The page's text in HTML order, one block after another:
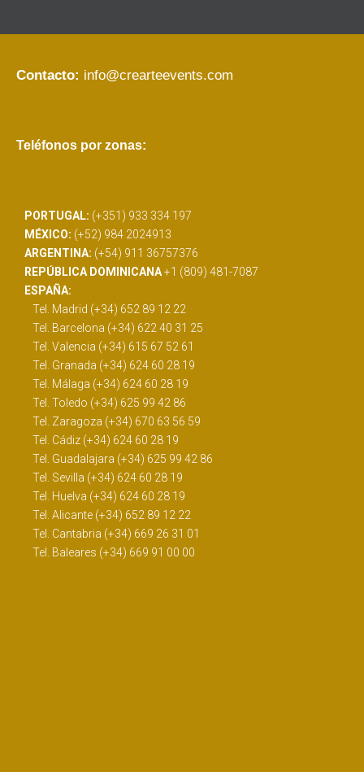
Contacto: info@crearteevents.com
Teléfonos por zonas:
PORTUGAL: (+351) 933 334 197
MÉXICO: (+52) 984 2024913
ARGENTINA: (+54) 911 36757376
REPÚBLICA DOMINICANA+1 (809) 481-7087
ESPAÑA:
Tel. Madrid (+34) 652 89 12 22
Tel. Barcelona (+34) 622 40 31 25
Tel. Valencia (+34) 615 67 52 61
Tel. Granada (+34) 624 60 28 19
Tel. Málaga (+34) 624 60 28 19
Tel. Toledo (+34) 625 99 42 86
Tel. Zaragoza (+34) 670 63 56 59
Tel. Cádiz (+34) 624 60 28 19
Tel. Guadalajara (+34) 625 99 42 86
Tel. Sevilla (+34) 624 60 28 19
Tel. Huelva (+34) 624 60 28 19
Tel. Alicante (+34) 652 89 12 22
Tel. Cantabria (+34) 669 26 31 01
Tel. Baleares (+34) 669 91 00 00